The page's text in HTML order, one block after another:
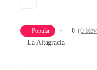
Popular 0 (0
La Altagracia